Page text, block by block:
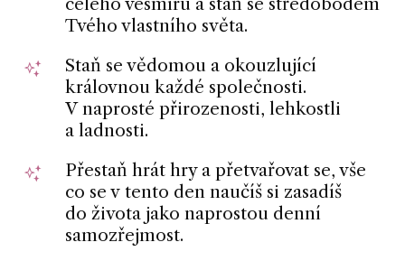
Tvého vlastního světa.
Staň se vědomou a okouzlující
královnou každé společnosti.
V naprosté přirozenosti, lehkostli
a ladnosti.
Přestaň hrát hry a přetvařovat se, vše
co se v tento den naučíš si zasadíš
do života jako naprostou denní
samozřejmost.